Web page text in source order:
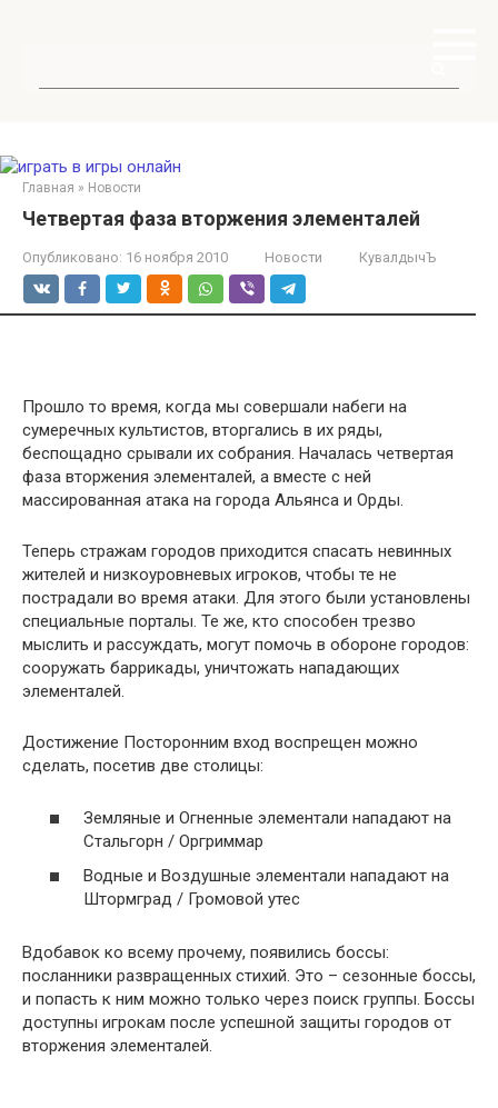
Главная » Новости
Четвертая фаза вторжения элементалей
Опубликовано: 16 ноября 2010 Новости КувалдычЪ
Прошло то время, когда мы совершали набеги на
сумеречных культистов, вторгались в их ряды,
беспощадно срывали их собрания. Началась четвертая
фаза вторжения элементалей, а вместе с ней
массированная атака на города Альянса и Орды.
Теперь стражам городов приходится спасать невинных
жителей и низкоуровневых игроков, чтобы те не
пострадали во время атаки. Для этого были установлены
специальные порталы. Те же, кто способен трезво
мыслить и рассуждать, могут помочь в обороне городов:
сооружать баррикады, уничтожать нападающих
элементалей.
Достижение Посторонним вход воспрещен можно
сделать, посетив две столицы:
Земляные и Огненные элементали нападают на
Стальгорн / Оргриммар
Водные и Воздушные элементали нападают на
Штормград / Громовой утес
Вдобавок ко всему прочему, появились боссы:
посланники развращенных стихий. Это – сезонные боссы,
и попасть к ним можно только через поиск группы. Боссы
доступны игрокам после успешной защиты городов от
вторжения элементалей.